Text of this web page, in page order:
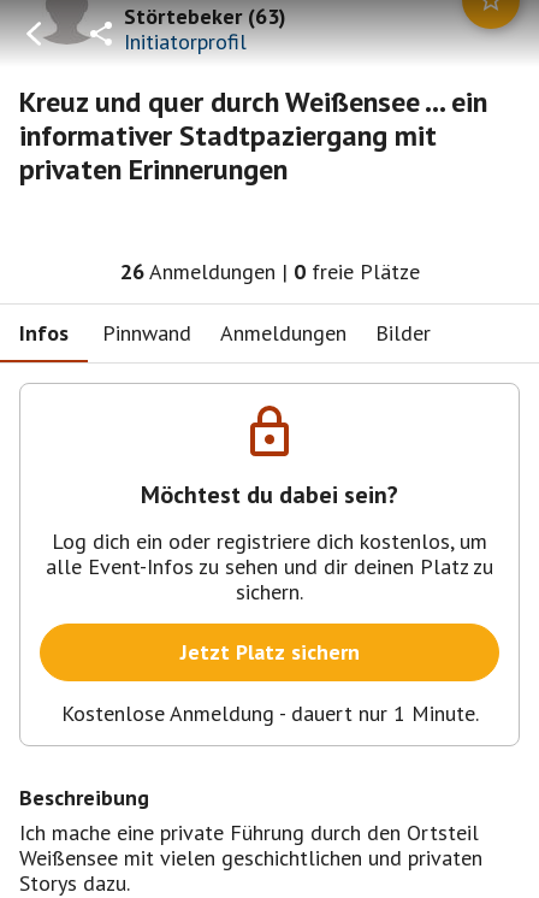
Störtebeker(63)
Initiatorprofil
Kreuz und quer durch Weißensee ... ein
informativer Stadtpaziergang mit
privaten Erinnerungen
26Anmeldungen | 0 freie Plätze
Infos Pinnwand Anmeldungen Bilder
Möchtest du dabei sein?
Log dich ein oder registriere dich kostenlos, um
alle Event-Infos zu sehen und dir deinen Platz zu
sichern.
Jetzt Platz sichern
Kostenlose Anmeldung - dauert nur 1 Minute.
Beschreibung
Ich mache eine private Führung durch den Ortsteil
Weißensee mit vielen geschichtlichen und privaten
Storys dazu.